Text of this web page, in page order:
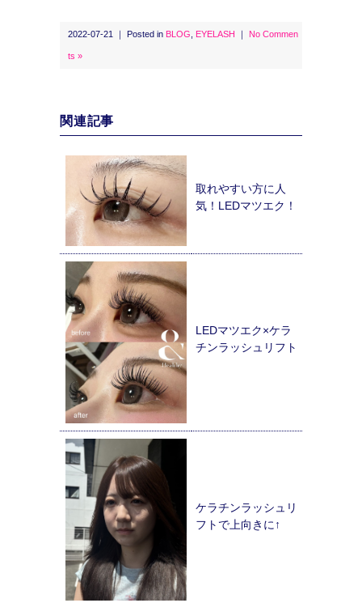
2022-07-21 ｜ Posted in BLOG EYELASH ｜ No Commen
ts »
関連記事
取れやすい方に人
気！LEDマツエク！
LEDマツエク×ケラ
チンラッシュリフト
ケラチンラッシュリ
フトで上向きに↑